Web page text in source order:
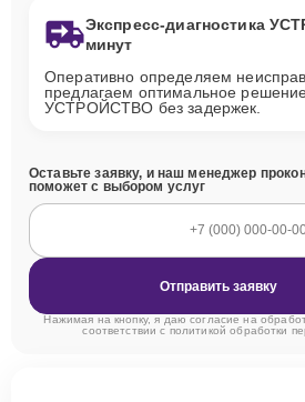
Экспресс-диагностика
минут
Оперативно определяем
предлагаем оптимальное
УСТРОЙСТВО без задержек.
Оставьте заявку, и наш менеджер
поможет с выбором услуг
Отправить заявку
Нажимая на кнопку, я даю согласие на
соответствии с политикой обработки